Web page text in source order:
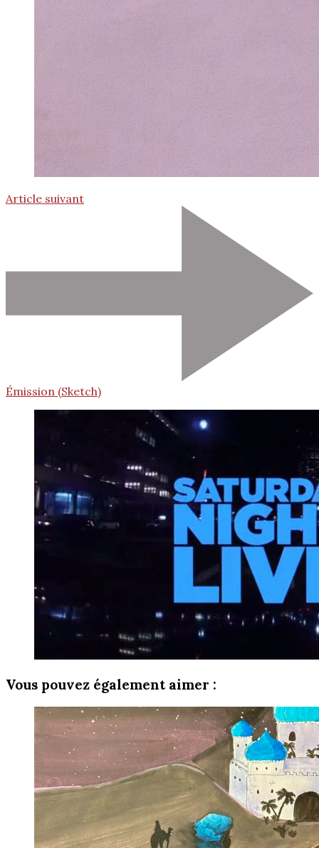
Article suivant
Émission (Sketch)
Vous pouvez également aimer :